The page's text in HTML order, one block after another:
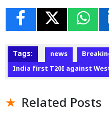
Tags: news
India first T20I against
Related Posts